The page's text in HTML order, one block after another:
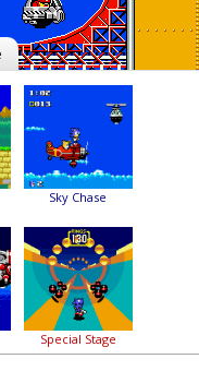
Sky Chase
Special Stage